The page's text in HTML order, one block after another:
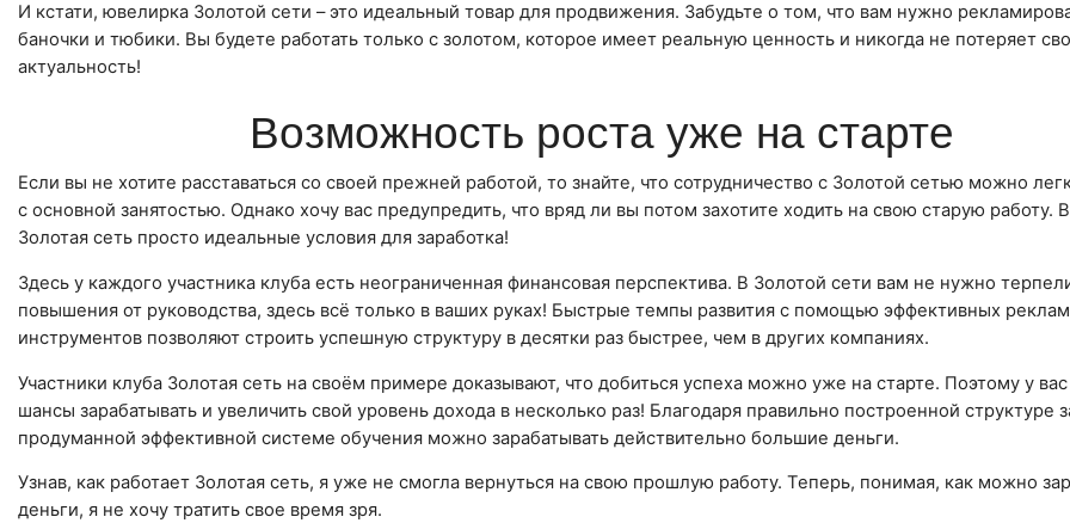
И кстати, ювелирка Золотой сети – это идеальный товар для продвижения. Забудьте о том, что вам нужно
баночки и тюбики. Вы будете работать только с золотом, которое имеет реальную ценность и никогда не потеряет
актуальность!
Возможность роста уже на старте
Если вы не хотите расставаться со своей прежней работой, то знайте, что сотрудничество с Золотой сетью можно
с основной занятостью. Однако хочу вас предупредить, что вряд ли вы потом захотите ходить на свою старую работу.
Золотая сеть просто идеальные условия для заработка!
Здесь у каждого участника клуба есть неограниченная финансовая перспектива. В Золотой сети вам не нужно
повышения от руководства, здесь всё только в ваших руках! Быстрые темпы развития с помощью эффективных
инструментов позволяют строить успешную структуру в десятки раз быстрее, чем в других компаниях.
Участники клуба Золотая сеть на своём примере доказывают, что добиться успеха можно уже на старте. Поэтому у вас
шансы зарабатывать и увеличить свой уровень дохода в несколько раз! Благодаря правильно построенной структуре
продуманной эффективной системе обучения можно зарабатывать действительно большие деньги.
Узнав, как работает Золотая сеть, я уже не смогла вернуться на свою прошлую работу. Теперь, понимая, как можно
деньги, я не хочу тратить свое время зря.